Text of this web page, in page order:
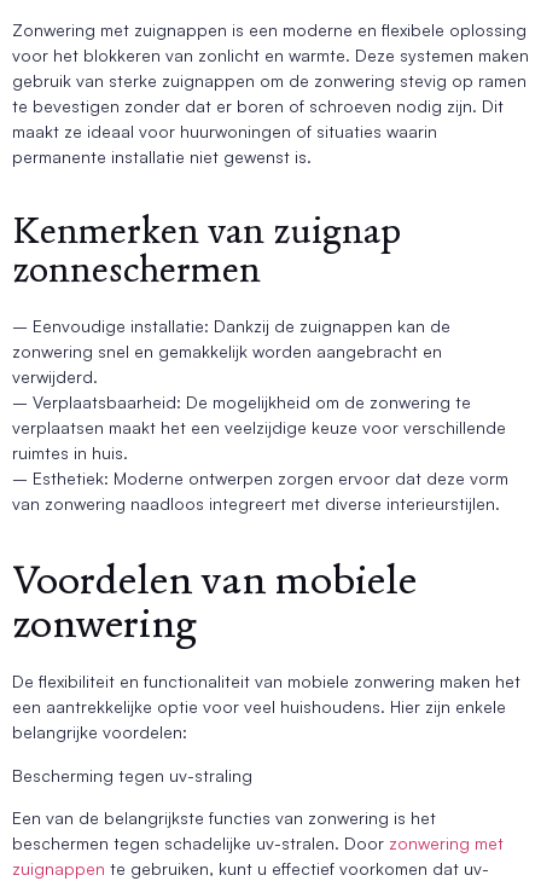
Zonwering met zuignappen is een moderne en flexibele oplossing
voor het blokkeren van zonlicht en warmte. Deze systemen maken
gebruik van sterke zuignappen om de zonwering stevig op ramen
te bevestigen zonder dat er boren of schroeven nodig zijn. Dit
maakt ze ideaal voor huurwoningen of situaties waarin
permanente installatie niet gewenst is.
Kenmerken van zuignap
zonneschermen
– Eenvoudige installatie: Dankzij de zuignappen kan de
zonwering snel en gemakkelijk worden aangebracht en
verwijderd.
– Verplaatsbaarheid: De mogelijkheid om de zonwering te
verplaatsen maakt het een veelzijdige keuze voor verschillende
ruimtes in huis.
– Esthetiek: Moderne ontwerpen zorgen ervoor dat deze vorm
van zonwering naadloos integreert met diverse interieurstijlen.
Voordelen van mobiele
zonwering
De flexibiliteit en functionaliteit van mobiele zonwering maken het
een aantrekkelijke optie voor veel huishoudens. Hier zijn enkele
belangrijke voordelen:
Bescherming tegen uv-straling
Een van de belangrijkste functies van zonwering is het
beschermen tegen schadelijke uv-stralen. Door zonwering met
zuignappen te gebruiken, kunt u effectief voorkomen dat uv-